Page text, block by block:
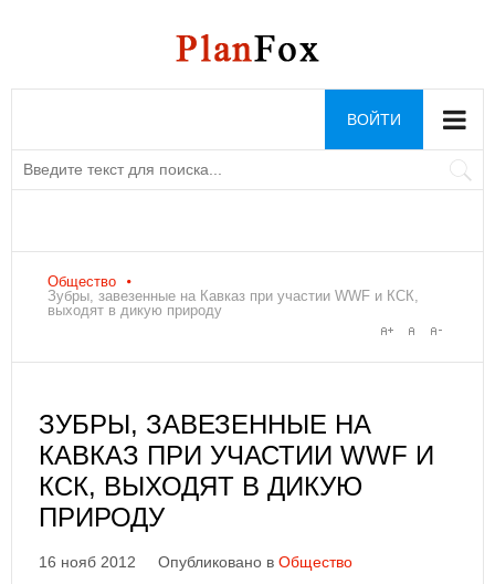
ВОЙТИ
Общество
Зубры, завезенные на Кавказ при участии WWF и КСК,
выходят в дикую природу
ЗУБРЫ, ЗАВЕЗЕННЫЕ НА
КАВКАЗ ПРИ УЧАСТИИ WWF И
КСК, ВЫХОДЯТ В ДИКУЮ
ПРИРОДУ
16 нояб 2012 Опубликовано в Общество